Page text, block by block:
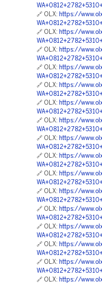
🔗 OLX: https://
🔗 OLX: https://
🔗 OLX: https://
🔗 OLX: https://
🔗 OLX: https://
🔗 OLX: https://
🔗 OLX: https://
🔗 OLX: https://
🔗 OLX: https://
🔗 OLX: https://
🔗 OLX: https://
🔗 OLX: https://
🔗 OLX: https://
🔗 OLX: https://
🔗 OLX: https://
🔗 OLX: https://